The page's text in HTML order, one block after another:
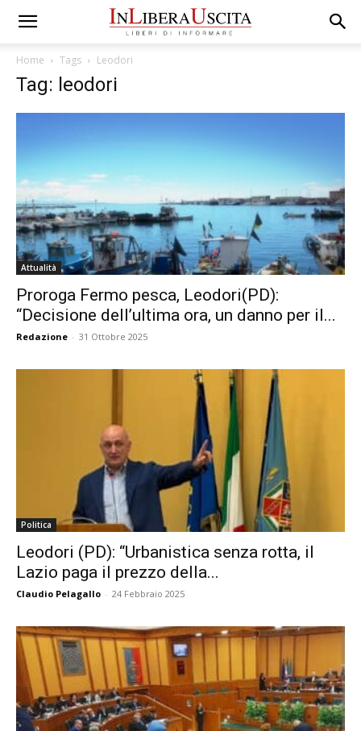
Home Tags Leodori
Tag: leodori
Attualità
Proroga Fermo pesca, Leodori(PD):
“Decisione dell’ultima ora, un danno per il...
Redazione - 31 Ottobre 2025
Politica
Leodori (PD): “Urbanistica senza rotta, il
Lazio paga il prezzo della...
Claudio Pelagallo - 24 Febbraio 2025